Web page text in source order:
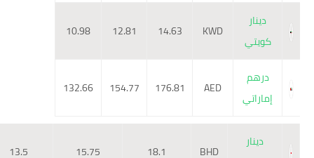
دينار
كويتي
KWD
14.63
12.81
10.98
درهم
إماراتي
AED
176.81
154.77
132.66
دينار
BHD
18.1
15.75
13.5